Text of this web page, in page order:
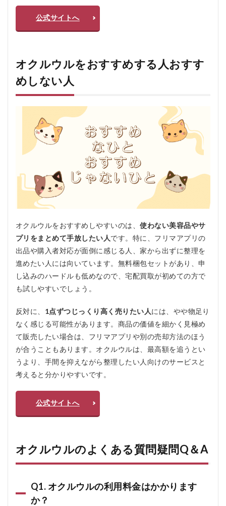
公式サイトへ
オクルウルをおすすめする人おすす
めしない人
オクルウルをおすすめしやすいのは、使わない美容品やサ
プリをまとめて手放したい人です。特に、フリマアプリの
出品や購入者対応が面倒に感じる人、家から出ずに整理を
進めたい人には向いています。無料梱包セットがあり、申
し込みのハードルも低めなので、宅配買取が初めての方で
も試しやすいでしょう。
反対に、 1点ずつじっくり高く売りたい人には、やや物足り
なく感じる可能性があります。商品の価値を細かく見極め
て販売したい場合は、フリマアプリや別の売却方法のほう
が合うこともあります。オクルウルは、最高額を追うとい
うより、手間を抑えながら整理したい人向けのサービスと
考えると分かりやすいです。
公式サイトへ
オクルウルのよくある質問疑問Q＆A
Q1. オクルウルの利用料金はかかります
か？